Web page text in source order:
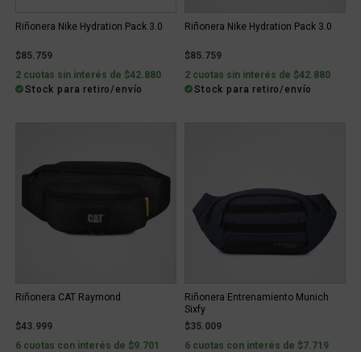
Riñonera Nike Hydration Pack 3.0
$85.759
2 cuotas sin interés de $42.880
Stock para retiro/envío
Riñonera Nike Hydration Pack 3.0
$85.759
2 cuotas sin interés de $42.880
Stock para retiro/envío
Riñonera CAT Raymond
$43.999
6 cuotas con interés de $9.701
Riñonera Entrenamiento Munich
Sixfy
$35.009
6 cuotas con interés de $7.719